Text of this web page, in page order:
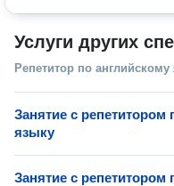
Услуги других
Репетитор по английскому
Занятие с репетитором
языку
Занятие с репетитором